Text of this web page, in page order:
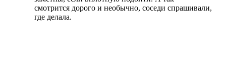
смотрится дорого и необычно, соседи спрашивали,
где делала.